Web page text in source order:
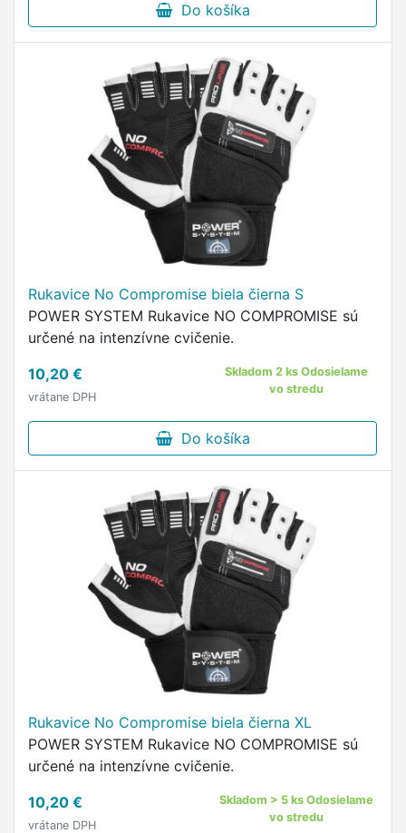
Do košíka
Rukavice No Compromise biela čierna S
POWER SYSTEM Rukavice NO COMPROMISE sú
určené na intenzívne cvičenie.
10,20 €
vrátane DPH
Skladom 2 ks Odosielame
vo stredu
Do košíka
Rukavice No Compromise biela čierna XL
POWER SYSTEM Rukavice NO COMPROMISE sú
určené na intenzívne cvičenie.
10,20 €
vrátane DPH
Skladom > 5 ks Odosielame
vo stredu